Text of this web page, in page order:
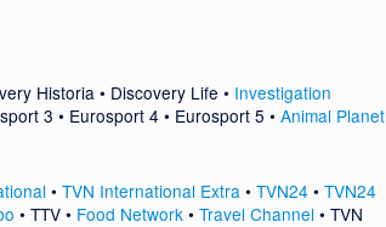
Historia• Discovery Life • Investigation
3 • Eurosport 4 • Eurosport 5 •Animal Planet
• TVN International Extra • TVN24• TVN24
• TTV• Food Network• Travel Channel • TVN